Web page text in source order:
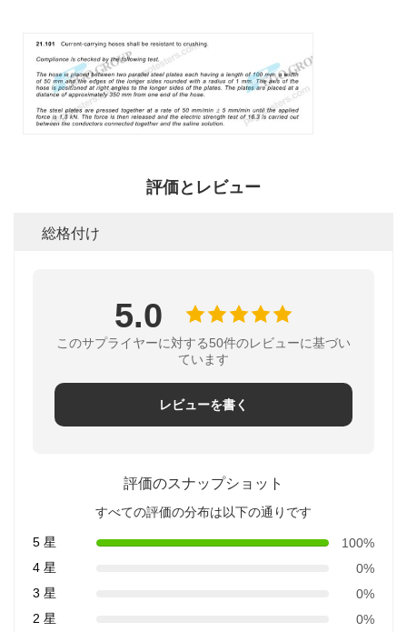
評価とレビュー
総格付け
5.0
このサプライヤーに対する50件のレビューに基づい
ています
レビューを書く
評価のスナップショット
すべての評価の分布は以下の通りです
5 星
100%
4 星
0%
3 星
0%
2 星
0%